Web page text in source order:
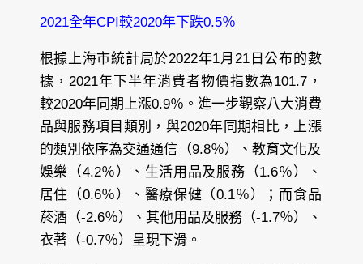
2021全年CPI較2020年下跌0.5％
根據上海市統計局於2022年1月21日公布的數
據，2021年下半年消費者物價指數為101.7，
較2020年同期上漲0.9％。進一步觀察八大消費
品與服務項目類別，與2020年同期相比，上漲
的類別依序為交通通信（9.8％）、教育文化及
娛樂（4.2％）、生活用品及服務（1.6％）、
居住（0.6％）、醫療保健（0.1％）；而食品
菸酒（-2.6％）、其他用品及服務（-1.7％）、
衣著（-0.7％）呈現下滑。